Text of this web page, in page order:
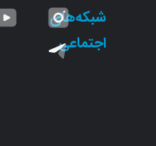
شبکه‌های
اجتماعی